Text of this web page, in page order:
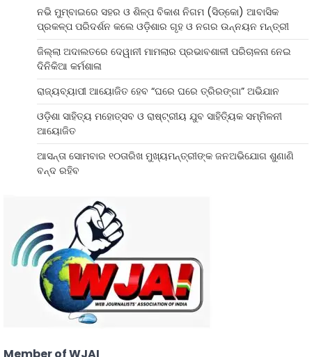
ନଭି ମୁମ୍ବାଇରେ ସହର ଓ ଶିଳ୍ପ ବିକାଶ ନିଗମ (ସିଡ୍‌କୋ) ଆବାସିକ
ପ୍ରକଳ୍ପ ପରିଦର୍ଶନ କଲେ ଓଡ଼ିଶାର ଗୃହ ଓ ନଗର ଉନ୍ନୟନ ମନ୍ତ୍ରୀ
ଜିଲ୍ଲା ଅଦାଲତରେ ଦେୱାନୀ ମାମଲାର ପ୍ରଭାବଶାଳୀ ପରିଚାଳନା ନେଇ
ଦିନିକିଆ କର୍ମଶାଳା
ରାଜ୍ୟବ୍ୟାପୀ ଆୟୋଜିତ ହେବ “ଘରେ ଘରେ ତ୍ରିରଙ୍ଗା” ଅଭିଯାନ
ଓଡ଼ିଶା ସାହିତ୍ୟ ମହୋତ୍ସବ ଓ ରାଷ୍ଟ୍ରୀୟ ଯୁବ ସାହିତ୍ୟିକ ସମ୍ମିଳନୀ
ଆୟୋଜିତ
ଆସନ୍ତା ସୋମବାର ୧୦ତାରିଖ ମୁଖ୍ୟମନ୍ତ୍ରୀଙ୍କ ଜନଅଭିଯୋଗ ଶୁଣାଣି
ବନ୍ଦ ରହିବ